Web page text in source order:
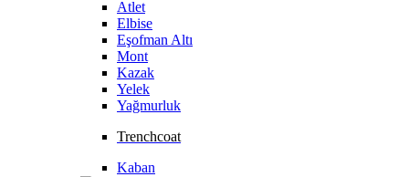
Atlet
Elbise
Eşofman Altı
Mont
Kazak
Yelek
Yağmurluk
Trenchcoat
Kaban